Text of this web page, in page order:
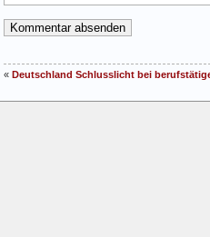
« Deutschland Schlusslicht bei